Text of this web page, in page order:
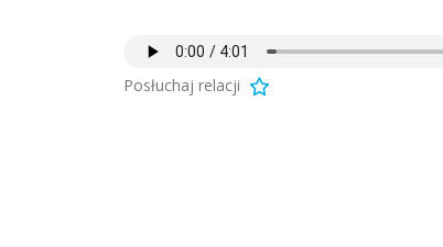
Posłuchaj relacji